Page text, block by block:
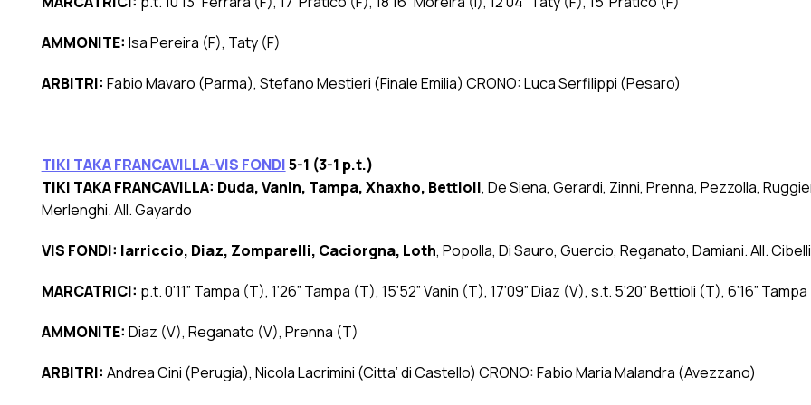
AMMONITE: Isa Pereira (F), Taty (F)
ARBITRI: Fabio Mavaro (Parma), Stefano Mestieri (Finale Emilia) CRONO: Luca Serfilippi (Pesaro)
TIKI TAKA FRANCAVILLA-VIS FONDI5-1 (3-1 p.t.)
TIKI TAKA FRANCAVILLA: Duda, Vanin, Tampa, Xhaxho, Bettioli, De Siena, Gerardi, Zinni, Prenna, Pezzolla,
Merlenghi. All. Gayardo
VIS FONDI: Iarriccio, Diaz, Zomparelli, Caciorgna, Loth, Popolla, Di Sauro, Guercio, Reganato, Damiani. All. Cibelli
MARCATRICI: p.t. 0’11” Tampa (T), 1’26” Tampa (T), 15’52” Vanin (T), 17’09” Diaz (V), s.t. 5’20” Bettioli (T), 6’16”
AMMONITE: Diaz (V), Reganato (V), Prenna (T)
ARBITRI: Andrea Cini (Perugia), Nicola Lacrimini (Citta’ di Castello) CRONO: Fabio Maria Malandra (Avezzano)